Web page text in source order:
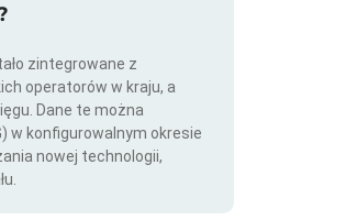
zintegrowane z
operatorów w kraju, a
Dane te można
w konfigurowalnym okresie
nowej technologii,